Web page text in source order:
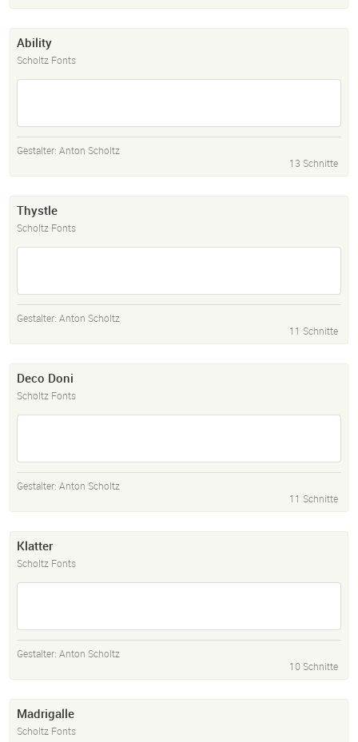
Ability
Scholtz Fonts
Gestalter: Anton Scholtz
13 Schnitte
Thystle
Scholtz Fonts
Gestalter: Anton Scholtz
11 Schnitte
Deco Doni
Scholtz Fonts
Gestalter: Anton Scholtz
11 Schnitte
Klatter
Scholtz Fonts
Gestalter: Anton Scholtz
10 Schnitte
Madrigalle
Scholtz Fonts